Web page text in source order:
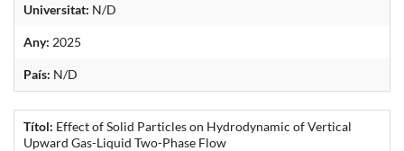
Universitat: N/D
Any: 2025
País: N/D
Títol: Effect of Solid Particles on Hydrodynamic of Vertical
Upward Gas-Liquid Two-Phase Flow